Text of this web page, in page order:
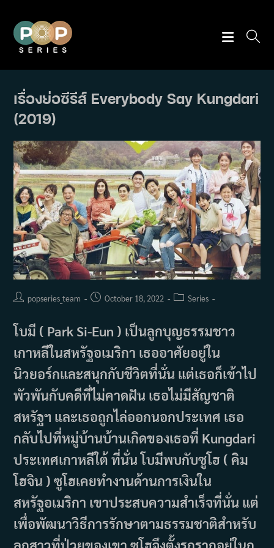
content
เรื่องย่อซีรีส์ Everybody Say Kungdari
(2019)
Postpopseries_team
PostOctober 18, 2022
PostSeries
โบมี ( Park Si-Eun ) เป็นลูกบุญธรรมชาว
เกาหลีในสหรัฐอเมริกา เธออาศัยอยู่ใน
นิวยอร์กและสนุกกับชีวิตที่นั่น แต่เธอก็เข้าไป
พัวพันกับคดีที่ไม่คาดฝัน เธอไม่มีสัญชาติ
สหรัฐฯ และเธอถูกไล่ออกนอกประเทศ เธอ
กลับไปที่หมู่บ้านบ้านเกิดของเธอที่ Kungdari
ประเทศเกาหลีใต้ ที่นั่น โบมีพบกับซูโฮ ( คิม
โฮจิน ) ซูโฮเคยทำงานด้านการเงินใน
สหรัฐอเมริกา เขาประสบความสำเร็จที่นั่น แต่
เพื่อพัฒนาวิธีการรักษาตามธรรมชาติสำหรับ